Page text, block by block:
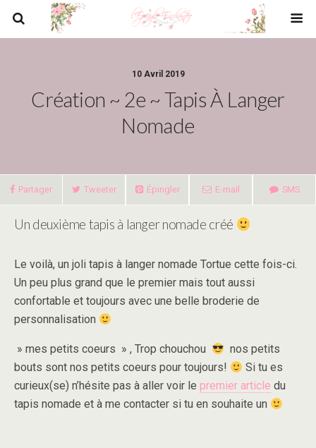
10 Avril 2019
Création ~ 2e ~ Tapis À Langer
Nomade
Partager Tweeter Épingler E-mail SMS
Un deuxième tapis à langer nomade créé
Le voilà, un joli tapis à langer nomade Tortue cette fois-ci.
Un peu plus grand que le premier mais tout aussi
confortable et toujours avec une belle broderie de
personnalisation
» mes petits coeurs » , Trop chouchou
nos petits
bouts sont nos petits coeurs pour toujours!
Si tu es
curieux(se) n’hésite pas à aller voir le premier article du
tapis nomade et à me contacter si tu en souhaite un